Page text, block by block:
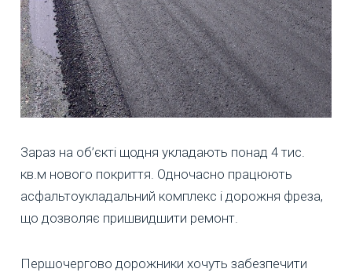
Зараз на об’єкті щодня укладають понад 4 тис.
кв.м нового покриття. Одночасно працюють
асфальтоукладальний комплекс і дорожня фреза,
що дозволяє пришвидшити ремонт.
Першочергово дорожники хочуть забезпечити